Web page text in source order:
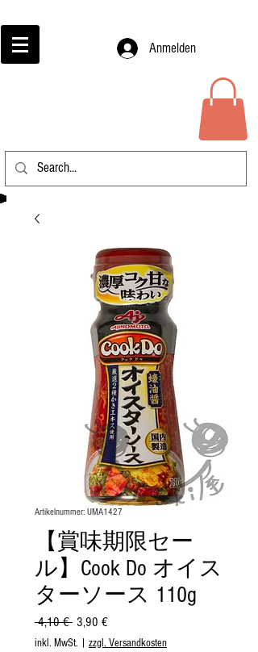
Anmelden
Artikelnummer: UMA1427
【賞味期限セー
ル】Cook Do オイス
ターソース 110g
4,10 € Standardpreis
3,90 €Sale-
Preis
inkl. MwSt. zzgl. Versandkosten